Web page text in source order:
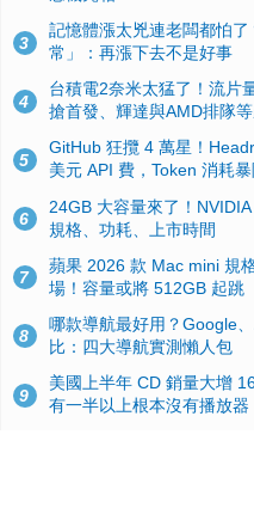
3
記憶體漲太兇連老闆都怕
常」：再漲下去不是好事
4
台積電2奈米太猛了！流片
搶首發、輝達與AMD排隊
5
GitHub 狂攬 4 萬星！
美元 API 費，Token 消耗
6
24GB 大容量來了！
規格、功耗、上市時間
7
蘋果 2026 款 Mac mini 規
場！容量或將 512GB 起跳
8
哪款導航最好用？Google
比：四大導航實測懶人包
9
美國上半年 CD 銷量大增
有一半以上根本沒有播放器